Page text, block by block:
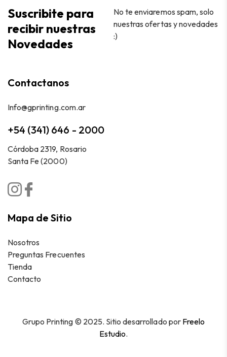
Suscribite para
recibir nuestras
Novedades
No te enviaremos spam, solo
nuestras ofertas y novedades
:)
Contactanos
Info@gprinting.com.ar
+54 (341) 646 - 2000
Córdoba 2319, Rosario
Santa Fe (2000)
Mapa de Sitio
Nosotros
Preguntas Frecuentes
Tienda
Contacto
Grupo Printing © 2025. Sitio desarrollado por Freelo
Estudio.